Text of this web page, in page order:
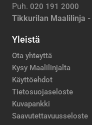
Puh. 020 191 2000
Tikkurilan Maalilinja -
Yleistä
Ota yhteyttä
Kysy Maalilinjalta
Käyttöehdot
Tietosuojaseloste
Kuvapankki
Saavutettavuusseloste